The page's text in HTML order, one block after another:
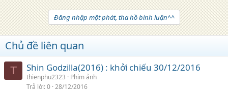
Đăng nhập một phát, tha hồ bình luận^^
Chủ đề liên quan
T Shin Godzilla(2016) : khởi chiếu 30/12/2016
thienphu2323
Phim ảnh
Trả lời 0 28/12/2016